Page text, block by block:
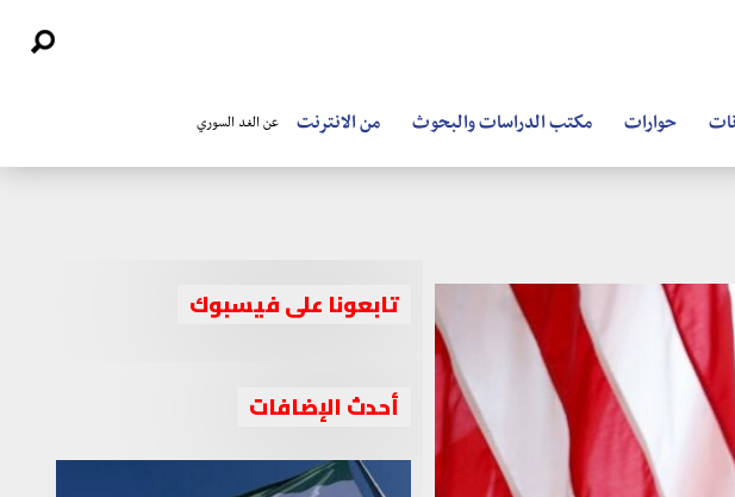
حوارات مكتب الدراسات والبحوث من الانترنت عن الغد السوري
تابعونا على فيسبوك
أحدث الإضافات